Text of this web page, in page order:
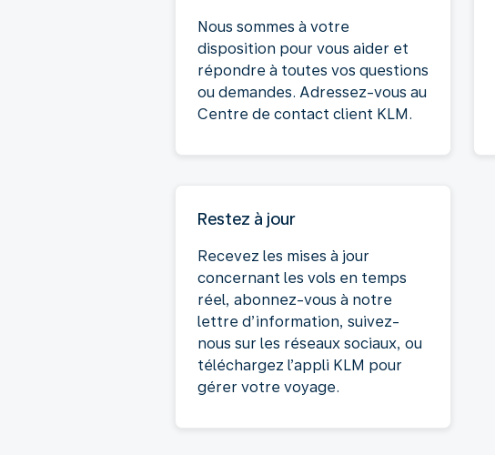
Nous sommes à votre
disposition pour vous aider et
répondre à toutes vos questions
ou demandes. Adressez-vous au
Centre de contact client KLM.
Restez à jour
Recevez les mises à jour
concernant les vols en temps
réel, abonnez-vous à notre
lettre d’information, suivez-
nous sur les réseaux sociaux, ou
téléchargez l’appli KLM pour
gérer votre voyage.